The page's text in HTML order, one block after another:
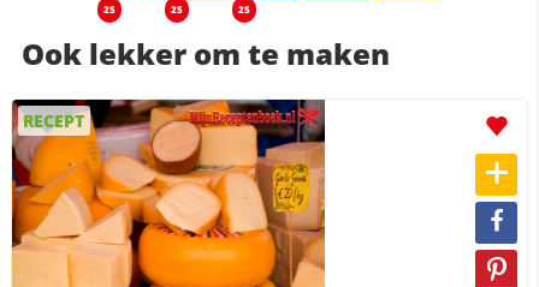
25 25 25
Ook lekker om te maken
RECEPT